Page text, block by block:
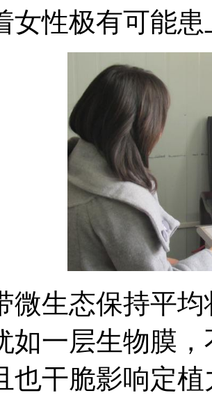
女性极有可能
生态保持平均
如一层生物膜
也干脆影响定